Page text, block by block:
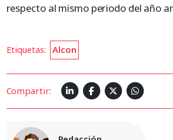
respecto al mismo periodo del año
Etiquetas: Alcon
Compartir: